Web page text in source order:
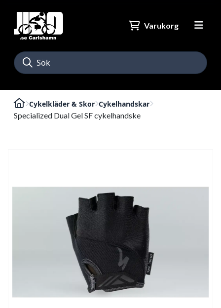
Varukorg
Cykelkläder & Skor Cykelhandskar
Specialized Dual Gel SF cykelhandske